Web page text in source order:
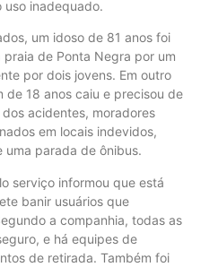
uso inadequado.
um idoso de 81 anos foi
de Ponta Negra por um
por dois jovens. Em outro
de 18 anos caiu e precisou de
acidentes, moradores
em locais indevidos,
parada de ônibus.
serviço informou que está
banir usuários que
a companhia, todas as
e há equipes de
de retirada. Também foi